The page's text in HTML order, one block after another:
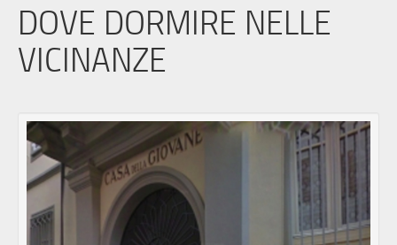
DOVE DORMIRE NELLE
VICINANZE